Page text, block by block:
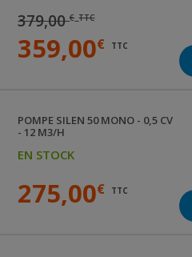
379,00€ TTC
359,00€ TTC
POMPE SILEN 50 MONO - 0,5 CV
- 12 M3/H
EN STOCK
275,00€ TTC